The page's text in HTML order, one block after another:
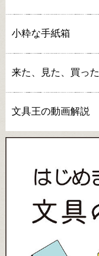
小粋な手紙箱
来た、見た、買った
文具王の動画解説